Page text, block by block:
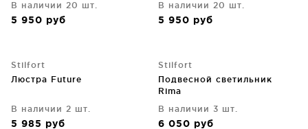
В наличии 20 шт.
5 950 руб
В наличии 20 шт.
5 950 руб
Stilfort
Люстра Future
В наличии 2 шт.
5 985 руб
Stilfort
Подвесной светильник
Rima
В наличии 3 шт.
6 050 руб